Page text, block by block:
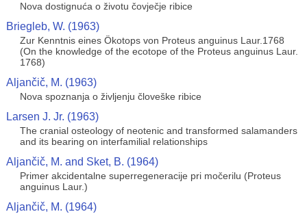
Nova dostignuća o životu čovječje ribice
Briegleb, W. (1963)
Zur Kenntnis eines Ökotops von Proteus anguinus Laur.1768
(On the knowledge of the ecotope of the Proteus anguinus Laur.
1768)
Aljančič, M. (1963)
Nova spoznanja o življenju človeške ribice
Larsen J. Jr. (1963)
The cranial osteology of neotenic and transformed salamanders
and its bearing on interfamilial relationships
Aljančič, M. and Sket, B. (1964)
Primer akcidentalne superregeneracije pri močerilu (Proteus
anguinus Laur.)
Aljančič, M. (1964)